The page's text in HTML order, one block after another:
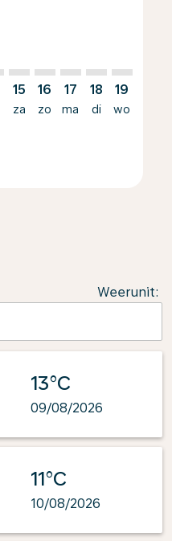
15
za
16
zo
17
ma
18
di
19
wo
Weerunit:
13°C
09/08/2026
11°C
10/08/2026